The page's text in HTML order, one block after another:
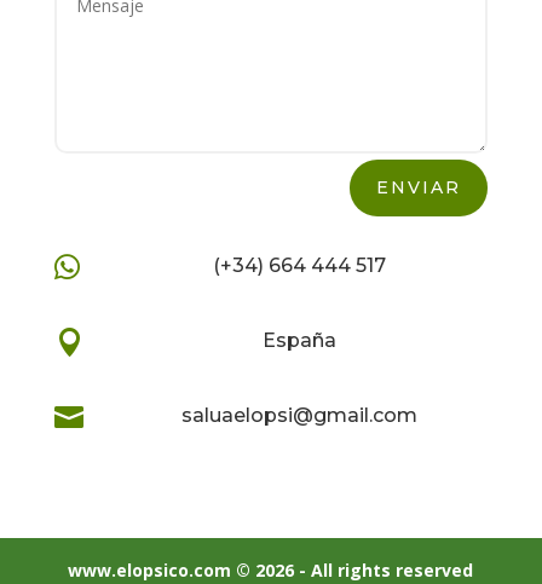
ENVIAR
 (+34) 664 444 517
 España
 saluaelopsi@gmail.com
www.elopsico.com © 2026 - All rights reserved